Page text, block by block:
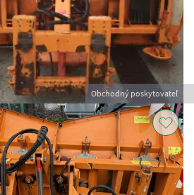
Obchodný poskytovateľ